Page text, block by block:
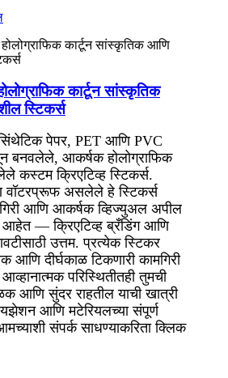
कार्टून सांस्कृतिक
स्टिकर्स
पेपर, PET आणि PVC
बनवलेले, आकर्षक होलोग्राफिक
कस्टम क्रिएटिव्ह स्टिकर्स.
वॉटरप्रूफ असलेले हे स्टिकर्स
आणि आकर्षक व्हिज्युअल अपील
आहेत — क्रिएटिव्ह ब्रँडिंग आणि
उत्तम. प्रत्येक स्टिकर
आणि दीर्घकाळ टिकणारी कामगिरी
परिस्थितीतही तुमची
आणि सुंदर राहतील याची खात्री
आणि मटेरियलच्या संपूर्ण
आमच्याशी संपर्क साधण्याकरिता क्लिक